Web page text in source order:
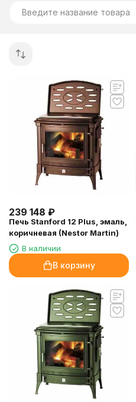
239 148 ₽
Печь Stanford 12 Plus, эмаль,
коричневая (Nestor Martin)
В наличии
В корзину